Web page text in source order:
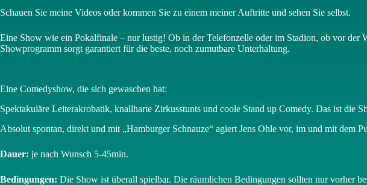
Schauen Sie meine Videos oder kommen Sie zu einem meiner Auftritte und sehen Sie selbst.
Eine Show wie ein Pokalfinale – nur lustig! Ob in der Telefonzelle oder im Stadion, ob vor
Showprogramm sorgt garantiert für die beste, noch zumutbare Unterhaltung.
Eine Comedyshow, die sich gewaschen hat:
Spektakuläre Leiterakrobatik, knallharte Zirkusstunts und coole Stand up Comedy. Das ist die
Absolut spontan, direkt und mit „Hamburger Schnauze“ agiert Jens Ohle vor, im und mit dem
Dauer: je nach Wunsch 5-45min.
Bedingungen: Die Show ist überall spielbar. Die räumlichen Bedingungen sollten nur vorher